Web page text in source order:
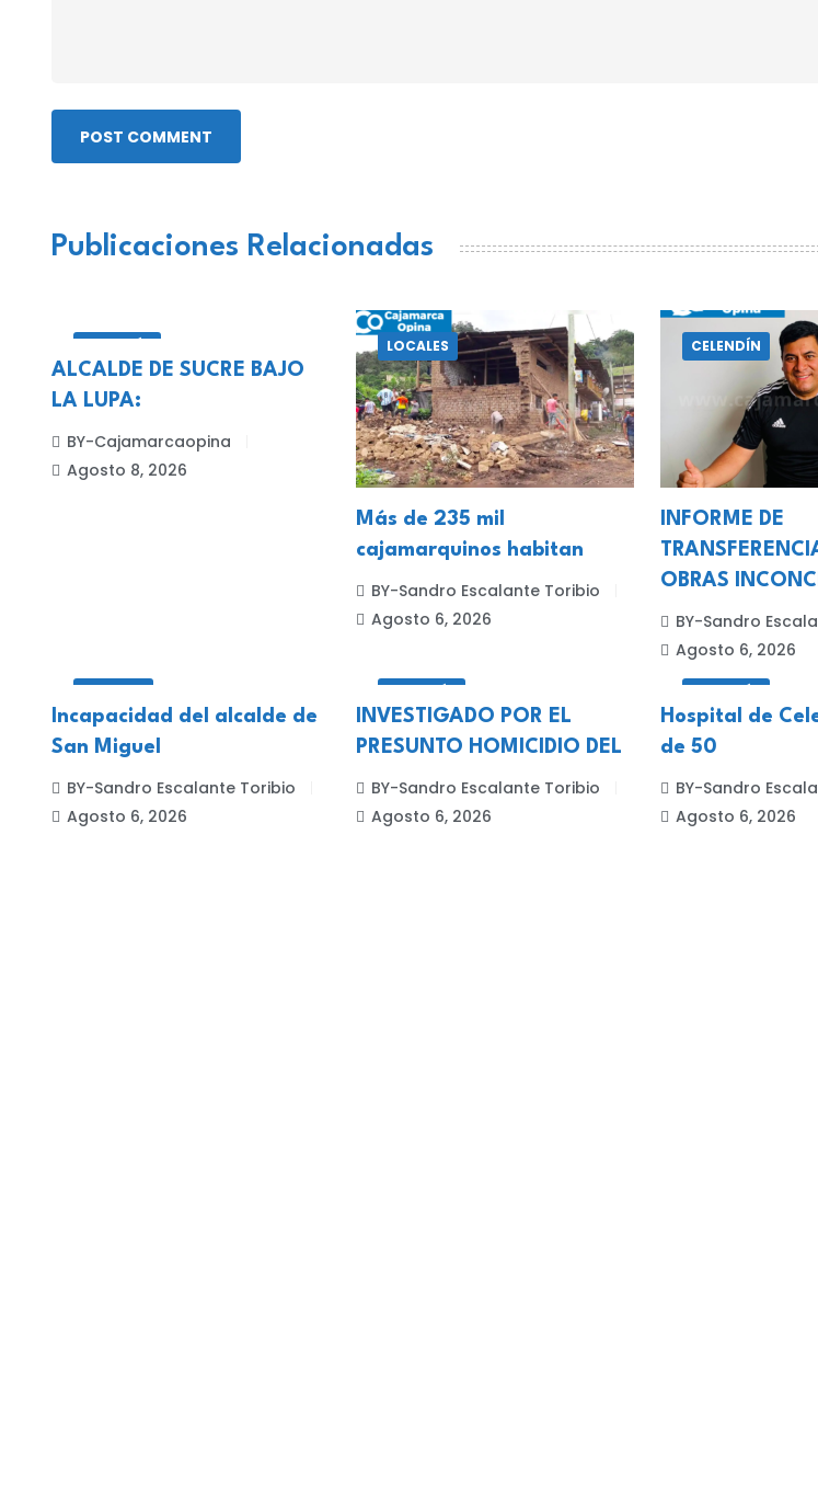
POST COMMENT
Publicaciones Relacionadas
ALCALDE DE SUCRE BAJO
LA LUPA:
BY-Cajamarcaopina
Agosto 8, 2026
LOCALES
Más de 235 mil
cajamarquinos habitan
BY-Sandro Escalante Toribio
Agosto 6, 2026
CELENDÍN
INFORME DE
OBRAS
BY-Sandro
Agosto 6, 2026
Incapacidad del alcalde de
San Miguel
BY-Sandro Escalante Toribio
Agosto 6, 2026
INVESTIGADO POR EL
PRESUNTO HOMICIDIO DEL
BY-Sandro Escalante Toribio
Agosto 6, 2026
Hospital de
de 50
BY-Sandro
Agosto 6, 2026